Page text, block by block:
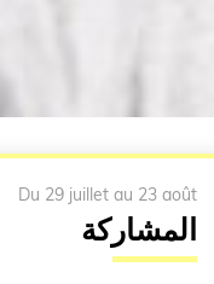
Du 29 juillet au 23 août
المشاركة